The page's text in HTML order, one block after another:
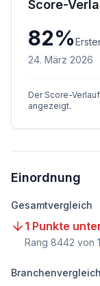
Score-
82%
24. März 2026
Der Score-
angezeigt.
Einordnung
Gesamtvergleich
1 Punkte
Rang 8442 von
Branchenvergleich